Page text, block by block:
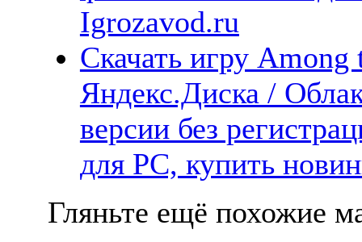
Igrozavod.ru
Скачать игру
Яндекс.Диска /
версии без
для PC, купить
Гляньте ещё похожие